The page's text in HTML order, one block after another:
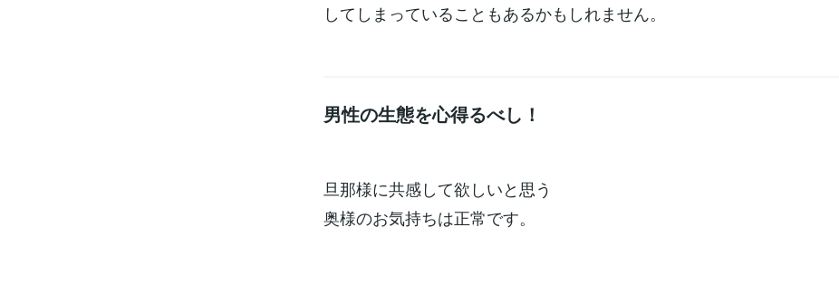
してしまっていることもあるかもしれません。
男性の生態を心得るべし！
旦那様に共感して欲しいと思う
奥様のお気持ちは正常です。